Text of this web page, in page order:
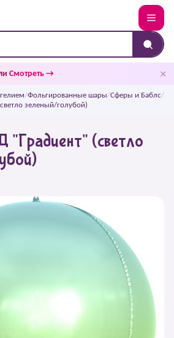
Смотреть → ✕
/Фольгированные шары/Сферы и Баблс/
зеленый/голубой)
"Градиент" (светло